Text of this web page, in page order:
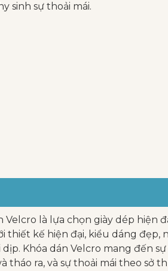
sinh sự thoải mái.
Velcro là lựa chọn giày dép hiện
thiết kế hiện đại, kiểu dáng đẹp,
Khóa dán Velcro mang đến
tháo ra, và sự thoải mái theo sở